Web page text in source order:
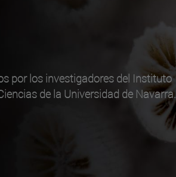
por los investigadores del Instituto
de la Universidad de Navarra.